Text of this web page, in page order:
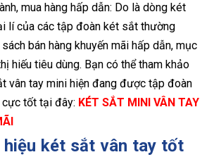
mua hàng hấp dẫn: Do là dòng két
lí của các tập đoàn két sắt thường
bán hàng khuyến mãi hấp dẫn, mục
hiếu tiêu dùng. Bạn có thể tham khảo
vân tay mini hiện đang được tập đoàn
cực tốt tại đây: KÉT SẮT MINI VÂN TAY
hiệu két sắt vân tay tốt